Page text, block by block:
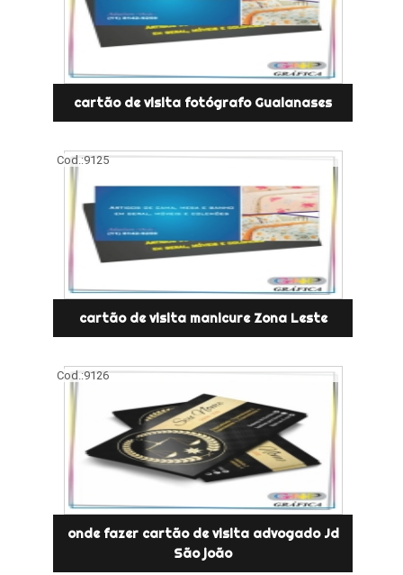
cartão de visita fotógrafo Guaianases
Cod.:9125
cartão de visita manicure Zona Leste
Cod.:9126
onde fazer cartão de visita advogado Jd
São joão